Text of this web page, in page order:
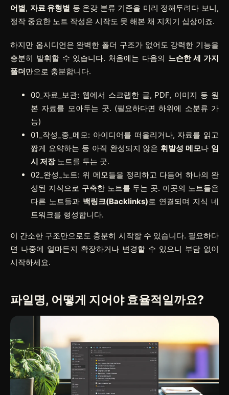
어별, 자료 유형별 등 온갖 분류 기준을 미리 정해두려다 보니,
정작 중요한 노트 작성은 시작도 못 해본 채 지치기 십상이죠.
하지만 옵시디언은 완벽한 폴더 구조가 없어도 강력한 기능을
충분히 발휘할 수 있습니다. 처음에는 다음의 느슨한 세 가지
폴더만으로 충분합니다.
00_자료_보관: 웹에서 스크랩한 글, PDF, 이미지 등 원
본 자료를 모아두는 곳. (필요하다면 하위에 소분류 가
능)
01_작성_중_메모: 아이디어를 떠올리거나, 자료를 읽고
짧게 요약하는 등 아직 완성되지 않은 휘발성 메모나 임
시 저장노트를 두는 곳.
02_완성_노트: 위 메모들을 정리하고 다듬어 하나의 완
성된 지식으로 구축한 노트를 두는 곳. 이곳의 노트들은
다른 노트들과 백링크(Backlinks)로 연결되며 지식 네
트워크를 형성합니다.
이 간소한 구조만으로도 충분히 시작할 수 있습니다. 필요하다
면 나중에 얼마든지 확장하거나 변경할 수 있으니 부담 없이
시작하세요.
파일명, 어떻게 지어야 효율적일까요?